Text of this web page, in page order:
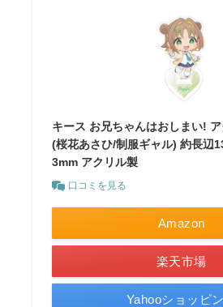
キース お兄ちゃんはおしまい!
(桜花あさひ/制服ギャル) 約長辺
3mm アクリル製
口コミを見る
Amazon
楽天市場
Yahooショッピ